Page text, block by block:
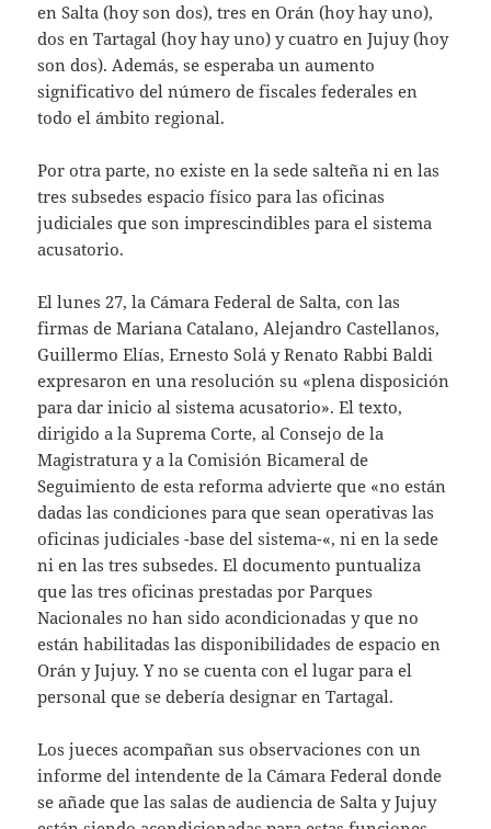
en Salta (hoy son dos), tres en Orán (hoy hay uno),
dos en Tartagal (hoy hay uno) y cuatro en Jujuy (hoy
son dos). Además, se esperaba un aumento
significativo del número de fiscales federales en
todo el ámbito regional.
Por otra parte, no existe en la sede salteña ni en las
tres subsedes espacio físico para las oficinas
judiciales que son imprescindibles para el sistema
acusatorio.
El lunes 27, la Cámara Federal de Salta, con las
firmas de Mariana Catalano, Alejandro Castellanos,
Guillermo Elías, Ernesto Solá y Renato Rabbi Baldi
expresaron en una resolución su «plena disposición
para dar inicio al sistema acusatorio». El texto,
dirigido a la Suprema Corte, al Consejo de la
Magistratura y a la Comisión Bicameral de
Seguimiento de esta reforma advierte que «no están
dadas las condiciones para que sean operativas las
oficinas judiciales -base del sistema-«, ni en la sede
ni en las tres subsedes. El documento puntualiza
que las tres oficinas prestadas por Parques
Nacionales no han sido acondicionadas y que no
están habilitadas las disponibilidades de espacio en
Orán y Jujuy. Y no se cuenta con el lugar para el
personal que se debería designar en Tartagal.
Los jueces acompañan sus observaciones con un
informe del intendente de la Cámara Federal donde
se añade que las salas de audiencia de Salta y Jujuy